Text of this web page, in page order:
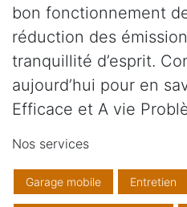
bon fonctionnement
réduction des
tranquillité d’esprit.
aujourd’hui pour en
Efficace et A vie
Nos services
Garage mobile Entretien